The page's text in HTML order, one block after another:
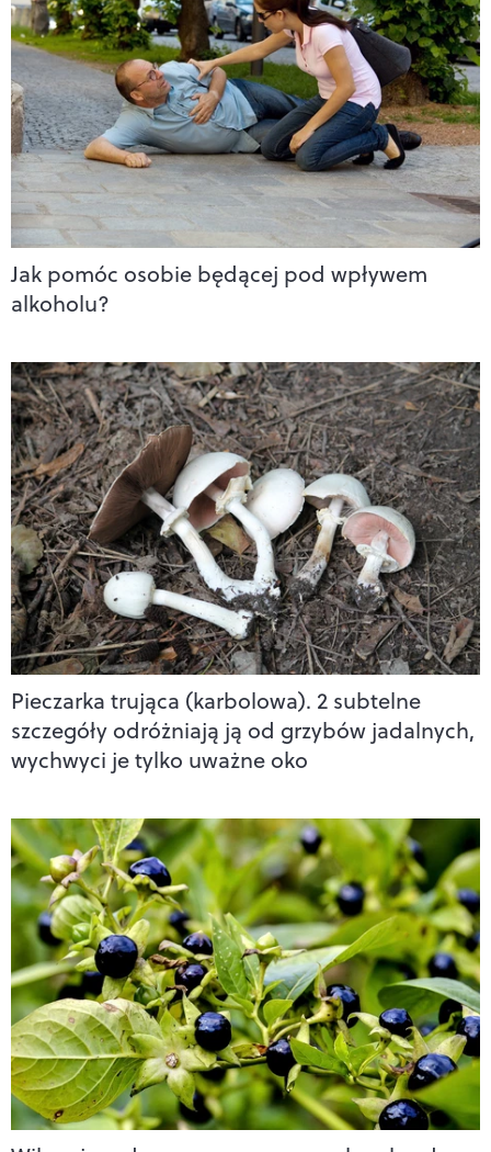
Jak pomóc osobie będącej pod wpływem
alkoholu?
Pieczarka trująca (karbolowa). 2 subtelne
szczegóły odróżniają ją od grzybów jadalnych,
wychwyci je tylko uważne oko